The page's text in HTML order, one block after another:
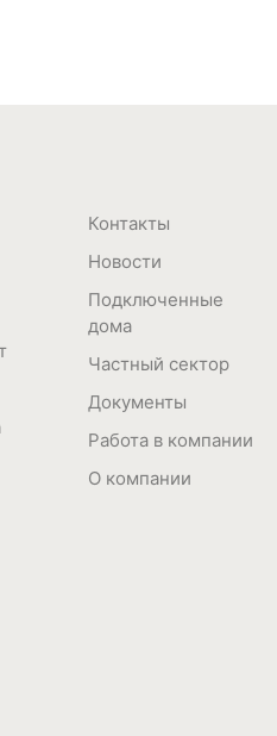
Контакты
Новости
Подключенные
дома
Частный сектор
Документы
Работа в компании
О компании